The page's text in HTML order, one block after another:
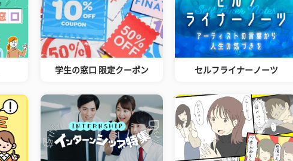
学生の窓口 限定クーポン セルフライナーノーツ